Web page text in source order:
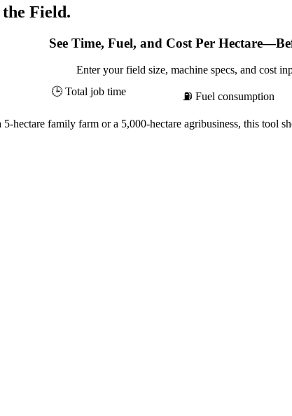
Field.
See Time, Fuel, and Cost Per
Enter your field size, machine specs, and cost
🕒 Total job time
⛽ Fuel consumption
hectare family farm or a 5,000-hectare agribusiness, this tool